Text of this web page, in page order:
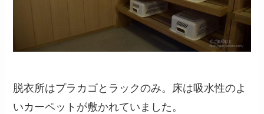
脱衣所はプラカゴとラックのみ。床は吸水性のよ
いカーペットが敷かれていました。